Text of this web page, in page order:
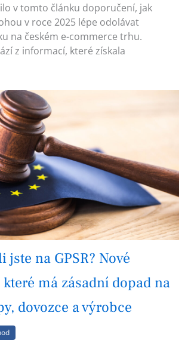
v tomto článku doporučení, jak
v roce 2025 lépe odolávat
na českém e-commerce trhu.
z informací, které získala
jste na GPSR? Nové
má zásadní dopad na
dovozce a výrobce